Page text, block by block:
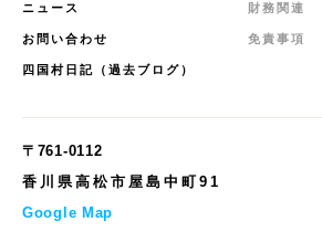
ニュース
お問い合わせ
四国村日記（過去ブログ）
財務関連
免責事項
〒761-0112
香川県高松市屋島中町91
Google Map